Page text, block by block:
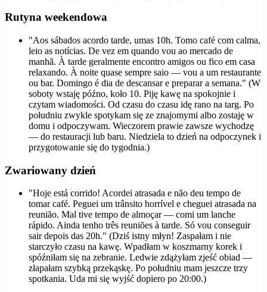
Rutyna weekendowa
"Aos sábados acordo tarde, umas 10h. Tomo café com calma,
leio as notícias. De vez em quando vou ao mercado de
manhã. À tarde geralmente encontro amigos ou fico em casa
relaxando. À noite quase sempre saio — vou a um restaurante
ou bar. Domingo é dia de descansar e preparar a semana." (W
soboty wstaję późno, koło 10. Piję kawę na spokojnie i
czytam wiadomości. Od czasu do czasu idę rano na targ. Po
południu zwykle spotykam się ze znajomymi albo zostaję w
domu i odpoczywam. Wieczorem prawie zawsze wychodzę
— do restauracji lub baru. Niedziela to dzień na odpoczynek i
przygotowanie się do tygodnia.)
Zwariowany dzień
"Hoje está corrido! Acordei atrasada e não deu tempo de
tomar café. Peguei um trânsito horrível e cheguei atrasada na
reunião. Mal tive tempo de almoçar — comi um lanche
rápido. Ainda tenho três reuniões à tarde. Só vou conseguir
sair depois das 20h." (Dziś istny młyn! Zaspałam i nie
starczyło czasu na kawę. Wpadłam w koszmarny korek i
spóźniłam się na zebranie. Ledwie zdążyłam zjeść obiad —
złapałam szybką przekąskę. Po południu mam jeszcze trzy
spotkania. Uda mi się wyjść dopiero po 20:00.)